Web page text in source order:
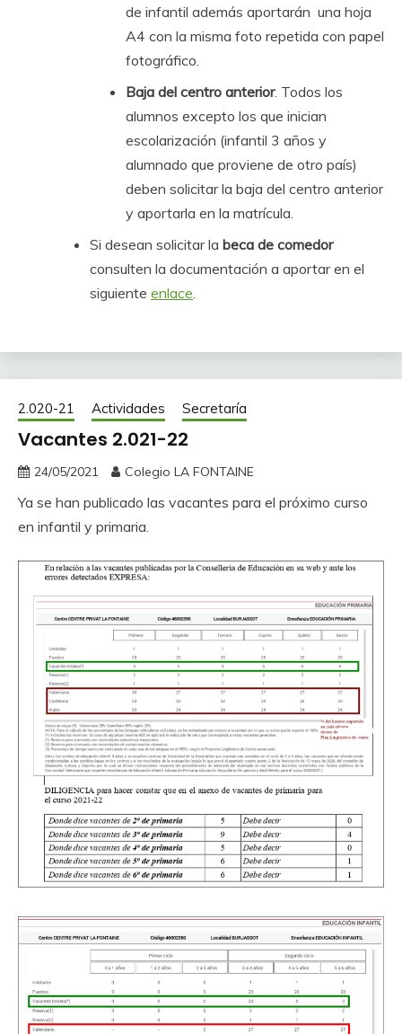
de infantil además aportarán una hoja
A4 con la misma foto repetida con papel
fotográfico.
Baja del centro anterior. Todos los
alumnos excepto los que inician
escolarización (infantil 3 años y
alumnado que proviene de otro país)
deben solicitar la baja del centro anterior
y aportarla en la matrícula.
Si desean solicitar la beca de comedor
consulten la documentación a aportar en el
siguiente enlace
2.020-21 Actividades Secretaría
Vacantes 2.021-22
24/05/2021 Colegio LA FONTAINE
Ya se han publicado las vacantes para el próximo curso
en infantil y primaria.